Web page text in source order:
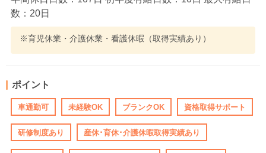
数：20日
※育児休業・介護休業・看護休暇（取得実績あり）
ポイント
車通勤可 未経験OK ブランクOK 資格取得サポート
研修制度あり 産休･育休･介護休暇取得実績あり